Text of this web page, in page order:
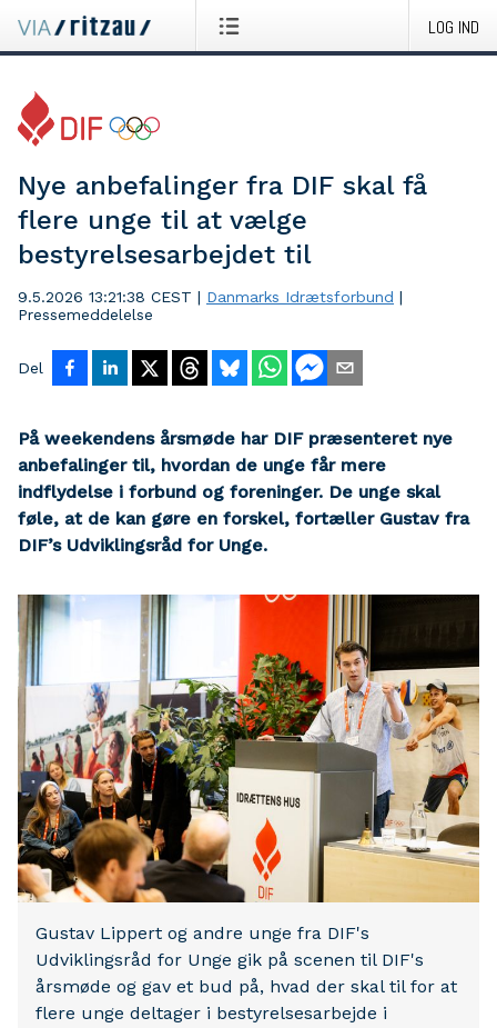
LOG IND
Nye anbefalinger fra DIF skal få
flere unge til at vælge
bestyrelsesarbejdet til
9.5.2026 13:21:38 CEST | Danmarks Idrætsforbund |
Pressemeddelelse
Del
På weekendens årsmøde har DIF præsenteret nye
anbefalinger til, hvordan de unge får mere
indflydelse i forbund og foreninger. De unge skal
føle, at de kan gøre en forskel, fortæller Gustav fra
DIF’s Udviklingsråd for Unge.
Gustav Lippert og andre unge fra DIF's
Udviklingsråd for Unge gik på scenen til DIF's
årsmøde og gav et bud på, hvad der skal til for at
flere unge deltager i bestyrelsesarbejde i